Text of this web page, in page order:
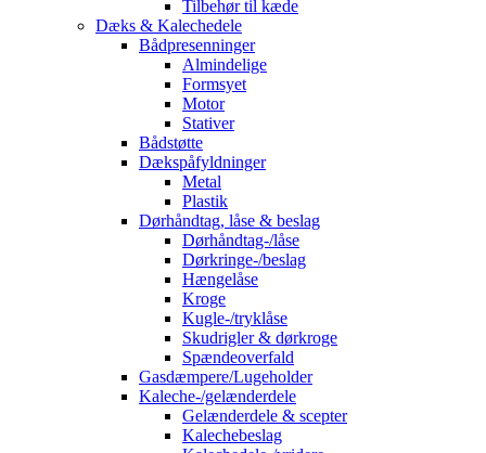
Tilbehør til kæde
Dæks & Kalechedele
Bådpresenninger
Almindelige
Formsyet
Motor
Stativer
Bådstøtte
Dækspåfyldninger
Metal
Plastik
Dørhåndtag, låse & beslag
Dørhåndtag-/låse
Dørkringe-/beslag
Hængelåse
Kroge
Kugle-/tryklåse
Skudrigler & dørkroge
Spændeoverfald
Gasdæmpere/Lugeholder
Kaleche-/gelænderdele
Gelænderdele & scepter
Kalechebeslag